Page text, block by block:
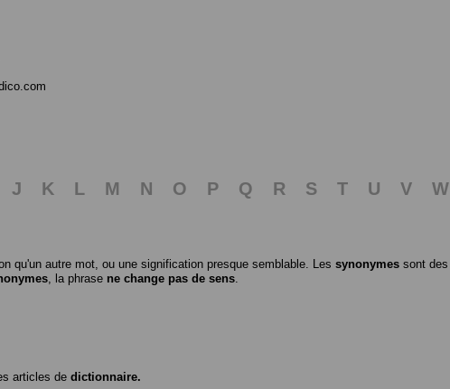
J K L M N O P Q R S T U V W
qu'un autre mot, ou une signification presque semblable. Les synonymes sont des
, la phrase ne change pas de sens.
articles de dictionnaire.